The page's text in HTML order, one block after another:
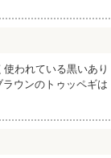
われている黒いあり
ウンのトゥッペギは